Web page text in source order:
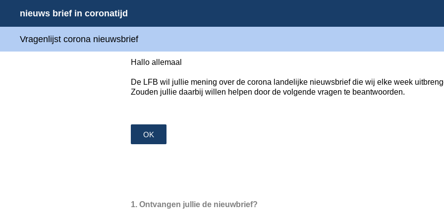
content
nieuws brief in coronatijd
Vragenlijst corona nieuwsbrief
Hallo allemaal
De LFB wil jullie mening over de corona landelijke nieuwsbrief die wij elke week
Zouden jullie daarbij willen helpen door de volgende vragen te beantwoorden.
OK
1. Ontvangen jullie de nieuwbrief?